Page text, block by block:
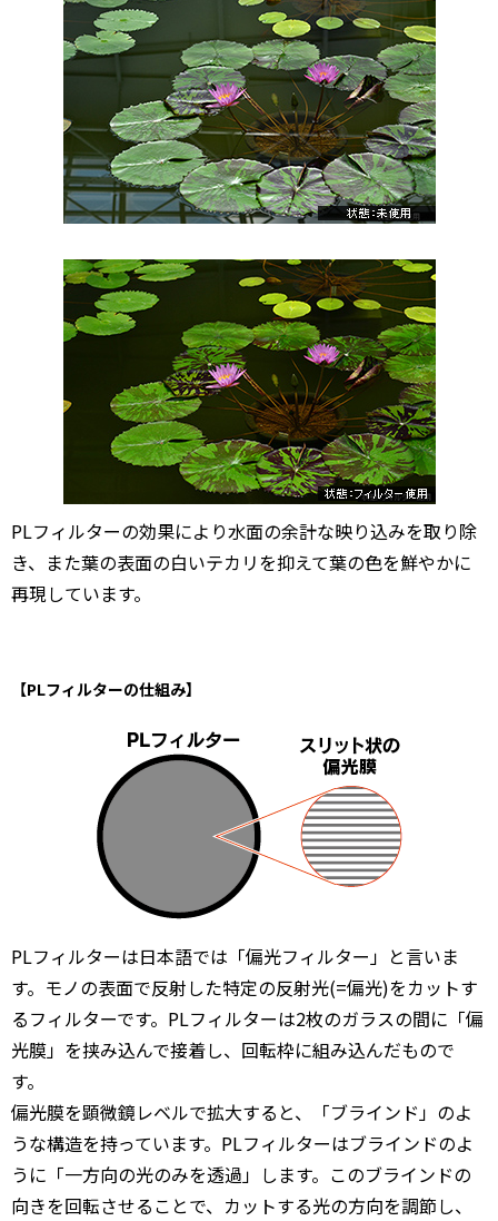
PLフィルターの効果により水面の余計な映り込みを取り除
き、また葉の表面の白いテカリを抑えて葉の色を鮮やかに
再現しています。
【PLフィルターの仕組み】
PLフィルターは日本語では「偏光フィルター」と言いま
す。モノの表面で反射した特定の反射光(=偏光)をカットす
るフィルターです。PLフィルターは2枚のガラスの間に「偏
光膜」を挟み込んで接着し、回転枠に組み込んだもので
す。
偏光膜を顕微鏡レベルで拡大すると、「ブラインド」のよ
うな構造を持っています。PLフィルターはブラインドのよ
うに「一方向の光のみを透過」します。このブラインドの
向きを回転させることで、カットする光の方向を調節し、